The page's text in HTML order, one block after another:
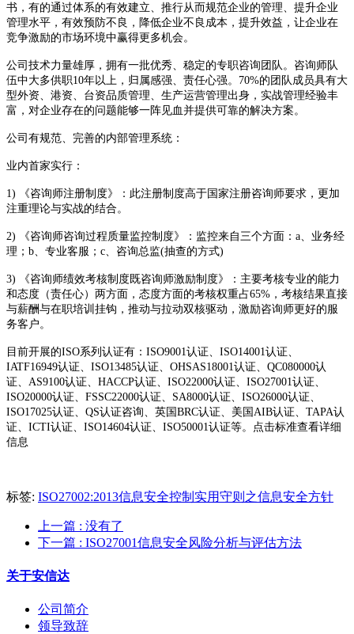
书，有的通过体系的有效建立、推行从而规范企业的管理、提升企业
管理水平，有效预防不良，降低企业不良成本，提升效益，让企业在
竞争激励的市场环境中赢得更多机会。
公司技术力量雄厚，拥有一批优秀、稳定的专职咨询团队。咨询师队
伍中大多供职10年以上，归属感强、责任心强。70%的团队成员具有大
型外资、港资、台资品质管理、生产运营管理出身，实战管理经验丰
富，对企业存在的问题能够一阵见血并提供可靠的解决方案。
公司有规范、完善的内部管理系统：
业内首家实行：
1) 《咨询师注册制度》：此注册制度高于国家注册咨询师要求，更加
注重理论与实战的结合。
2) 《咨询师咨询过程质量监控制度》：监控来自三个方面：a、业务经
理；b、专业客服；c、咨询总监(抽查的方式)
3) 《咨询师绩效考核制度既咨询师激励制度》：主要考核专业的能力
和态度（责任心）两方面，态度方面的考核权重占65%，考核结果直接
与薪酬与在职培训挂钩，推动与拉动双核驱动，激励咨询师更好的服
务客户。
目前开展的ISO系列认证有：ISO9001认证、ISO14001认证、
IATF16949认证、ISO13485认证、OHSAS18001认证、QC080000认
证、AS9100认证、HACCP认证、ISO22000认证、ISO27001认证、
ISO20000认证、FSSC22000认证、SA8000认证、ISO26000认证、
ISO17025认证、QS认证咨询、英国BRC认证、美国AIB认证、TAPA认
证、ICTI认证、ISO14604认证、ISO50001认证等。点击标准查看详细
信息
标签: ISO27002:2013信息安全控制实用守则之信息安全方针
上一篇 : 没有了
下一篇 : ISO27001信息安全风险分析与评估方法
关于安信达
公司简介
领导致辞